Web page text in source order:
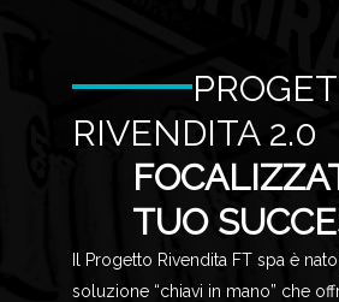
RIVENDITA 2.0
TUO
Il Progetto Rivendita FT spa è
soluzione “chiavi in mano” che